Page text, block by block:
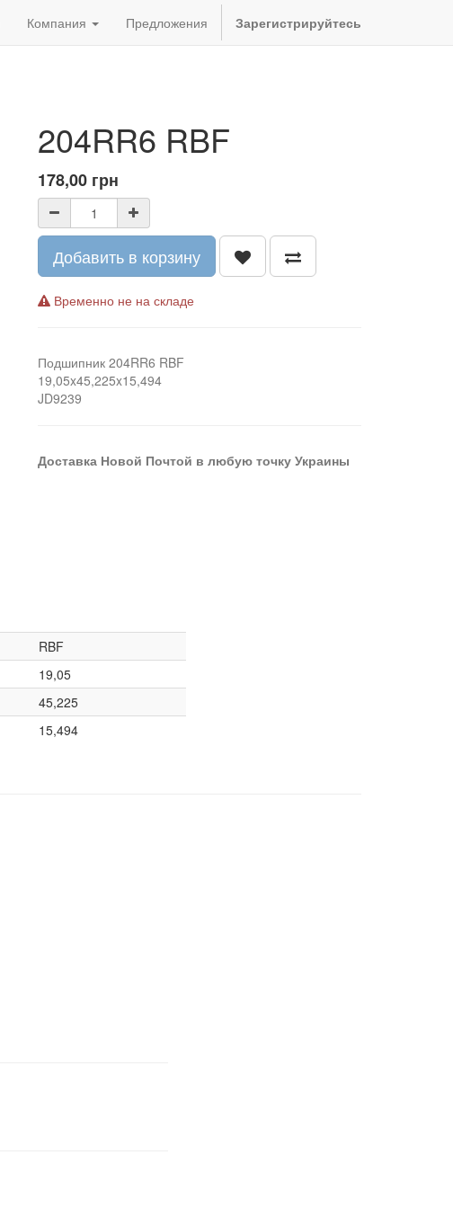
Компания Предложения Зарегистрируйтесь
204RR6 RBF
178,00 грн
Добавить в корзину
Временно не на складе
Подшипник 204RR6 RBF
19,05x45,225x15,494
JD9239
Доставка Новой Почтой в любую точку Украины
RBF
19,05
45,225
15,494